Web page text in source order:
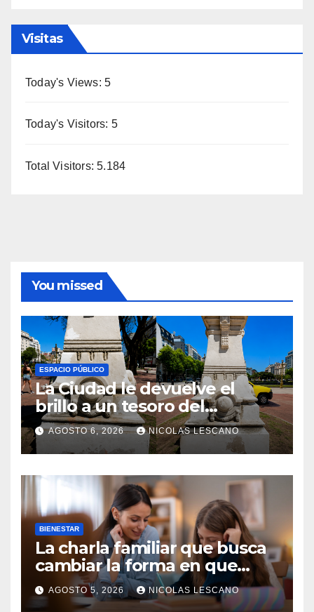
Visitas
Today's Views: 5
Today's Visitors: 5
Total Visitors:5.184
You missed
ESPACIO PÚBLICO
La Ciudad le devuelve el
brillo a un tesoro del
Centenario en Plaza del
Congreso
AGOSTO 6, 2026 NICOLAS LESCANO
BIENESTAR
La charla familiar que busca
cambiar la forma en que
educamos a nuestros hijos
sobre el dinero
AGOSTO 5, 2026 NICOLAS LESCANO